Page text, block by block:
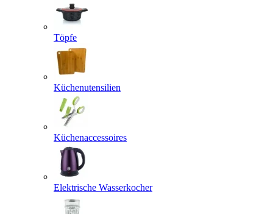
Töpfe
Küchenutensilien
Küchenaccessoires
Elektrische Wasserkocher